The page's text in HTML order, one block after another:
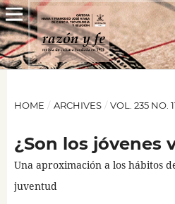
HOME / ARCHIVES / VOL. 235 NO.
¿Son los jóvenes
Una aproximación a los hábitos
juventud